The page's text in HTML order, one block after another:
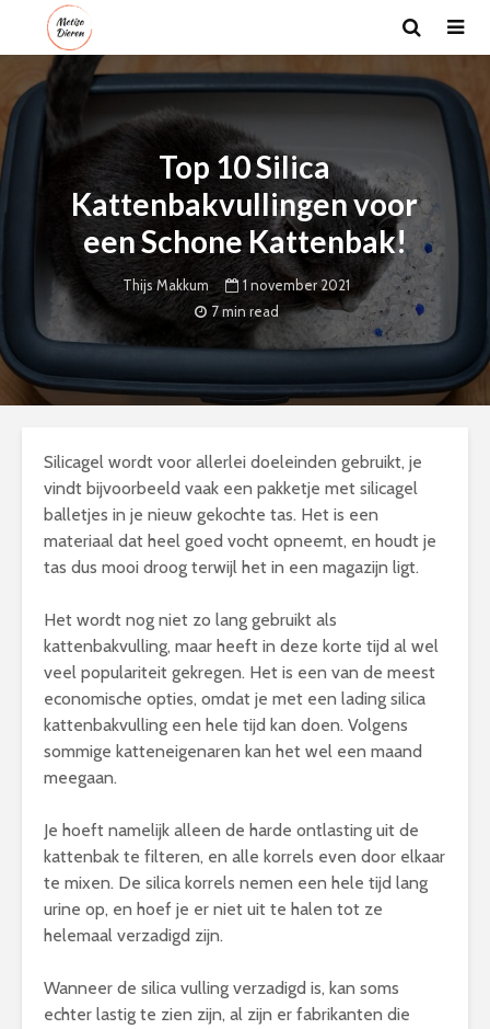
Top 10 Silica
Kattenbakvullingen voor
een Schone Kattenbak!
Thijs Makkum
1 november 2021
7 min read
Silicagel wordt voor allerlei doeleinden gebruikt, je
vindt bijvoorbeeld vaak een pakketje met silicagel
balletjes in je nieuw gekochte tas. Het is een
materiaal dat heel goed vocht opneemt, en houdt je
tas dus mooi droog terwijl het in een magazijn ligt.
Het wordt nog niet zo lang gebruikt als
kattenbakvulling, maar heeft in deze korte tijd al wel
veel populariteit gekregen. Het is een van de meest
economische opties, omdat je met een lading silica
kattenbakvulling een hele tijd kan doen. Volgens
sommige katteneigenaren kan het wel een maand
meegaan.
Je hoeft namelijk alleen de harde ontlasting uit de
kattenbak te filteren, en alle korrels even door elkaar
te mixen. De silica korrels nemen een hele tijd lang
urine op, en hoef je er niet uit te halen tot ze
helemaal verzadigd zijn.
Wanneer de silica vulling verzadigd is, kan soms
echter lastig te zien zijn, al zijn er fabrikanten die